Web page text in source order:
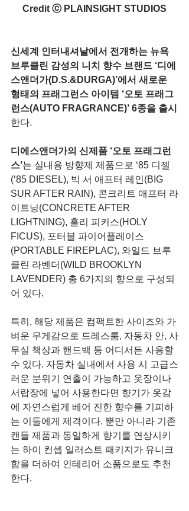
Credit ⓒ PLAINSIGHT STUDIOS
신세계 인터내셔날에서 전개하는 뉴욕
브루클린 감성의 니치 향수 브랜드 ‘디에
스앤더가(D.S.&DURGA)’에서 새로운
형태의 프래그런스 아이템 ‘오토 프래그
런스(AUTO FRAGRANCE)’ 6종을 출시
한다.
디에스앤더가의 신제품 ‘오토 프래그런
스’는 실내용 방향제 제품으로 ‘85 디젤
(‘85 DIESEL), 빅 서 애프터 레인(BIG
SUR AFTER RAIN), 콘크리트 애프터 라
이트닝(CONCRETE AFTER
LIGHTNING), 홀리 피커스(HOLY
FICUS), 포터블 파이어플레이스
(PORTABLE FIREPLAC), 와일드 브루
클린 라벤더(WILD BROOKLYN
LAVENDER) 총 6가지의 향으로 구성되
어 있다.
특히, 해당 제품은 컴팩트한 사이즈와 가
벼운 무게감으로 드레스룸, 자동차 안, 사
무실 책상과 핸드백 등 어디서든 사용할
수 있다. 자동차 실내에서 사용 시 고급스
러운 분위기 연출이 가능하고 옷장이나
서랍장에 넣어 사용한다면 향기가 옷감
에 자연스럽게 베어 진한 향수를 기피하
는 이들에게 제격이다. 뿐만 아니라 기존
캔들 제품과 동일하게 향기를 연상시키
는 하이 컨셉 일러스트 패키지가 유니크
함을 더하여 인테리어 소품으로도 추천
한다.